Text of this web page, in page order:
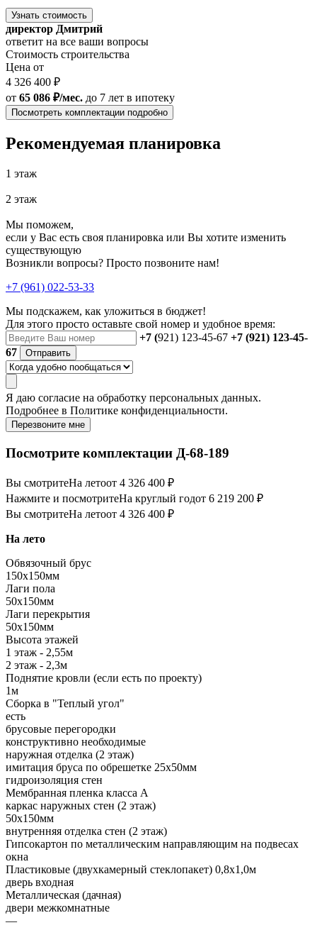
Узнать стоимость
директор Дмитрий
ответит на все ваши вопросы
Стоимость строительства
Цена от
4 326 400 ₽
от 65 086 ₽/мес. до 7 лет в ипотеку
Посмотреть комплектации подробно
Рекомендуемая планировка
1 этаж
2 этаж
Мы поможем,
если у Вас есть своя планировка или Вы хотите изменить
существующую
Возникли вопросы? Просто позвоните нам!
+7 (961) 022-53-33
Мы подскажем, как уложиться в бюджет!
Для этого просто оставьте свой номер и удобное время:
+7 (921) 123-45-67 +7 (921) 123-45-
67
Отправить
Я даю согласие на обработку персональных данных.
Подробнее в Политике конфиденциальности.
Перезвоните мне
Посмотрите комплектации Д-68-189
Вы смотритеНа летоот 4 326 400 ₽
Нажмите и посмотритеНа круглый годот 6 219 200 ₽
Вы смотритеНа летоот 4 326 400 ₽
На лето
Обвязочный брус
150х150мм
Лаги пола
50х150мм
Лаги перекрытия
50х150мм
Высота этажей
1 этаж - 2,55м
2 этаж - 2,3м
Поднятие кровли (если есть по проекту)
1м
Сборка в "Теплый угол"
есть
брусовые перегородки
конструктивно необходимые
наружная отделка (2 этаж)
имитация бруса по обрешетке 25х50мм
гидроизоляция стен
Мембранная пленка класса А
каркас наружных стен (2 этаж)
50х150мм
внутренняя отделка стен (2 этаж)
Гипсокартон по металлическим направляющим на подвесах
окна
Пластиковые (двухкамерный стеклопакет) 0,8х1,0м
дверь входная
Металлическая (дачная)
двери межкомнатные
—